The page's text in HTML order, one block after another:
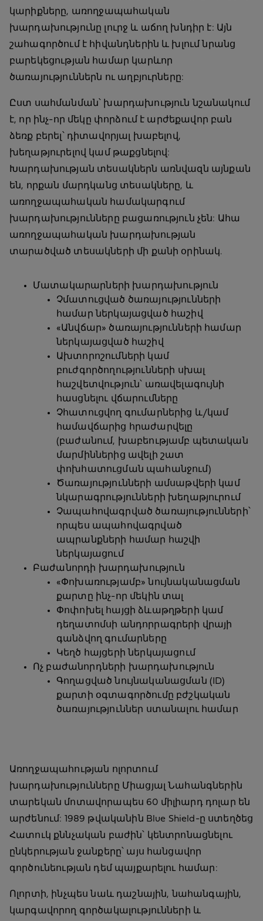
կարիքները, առողջապահական
խարդախությունը լուրջ և աճող խնդիր է: Այն
շահագործում է հիվանդներին և խլում նրանց
բարեկեցության համար կարևոր
ծառայություններն ու աղբյուրները:
Ըստ սահմանման՝ խարդախություն նշանակում
է, որ ինչ-որ մեկը փորձում է արժեքավոր բան
ձեռք բերել՝ դիտավորյալ խաբելով,
խեղաթյուրելով կամ թաքցնելով:
Խարդախության տեսակներն առնվազն այնքան
են, որքան մարդկանց տեսակները, և
առողջապահական համակարգում
խարդախությունները բացառություն չեն: Ահա
առողջապահական խարդախության
տարածված տեսակների մի քանի օրինակ.
Մատակարարների խարդախություն
Չմատուցված ծառայությունների
համար ներկայացված հաշիվ
«Անվճար» ծառայությունների համար
ներկայացված հաշիվ
Ախտորոշումների կամ
բուժգործողությունների սխալ
հաշվետվություն՝ առավելագույնի
հասցնելու վճարումները
Չհատուցվող գումարներից և/կամ
համավճարից հրաժարվելը
(բաժանում, խաբեությամբ պետական
մարմիններից ավելի շատ
փոխհատուցման պահանջում)
Ծառայությունների ամսաթվերի կամ
նկարագրությունների խեղաթյուրում
Չապահովագրված ծառայությունների՝
որպես ապահովագրված
ապրանքների համար հաշվի
ներկայացում
Բաժանորդի խարդախություն
«Փոխառությամբ» նույնականացման
քարտը ինչ-որ մեկին տալ
Փոփոխել հայցի ձևաթղթերի կամ
դեղատոմսի անդորրագրերի վրայի
գանձվող գումարները
Կեղծ հայցերի ներկայացում
Ոչ բաժանորդների խարդախություն
Գողացված նույնականացման (ID)
քարտի օգտագործումը բժշկական
ծառայություններ ստանալու համար
Առողջապահության ոլորտում
խարդախությունները Միացյալ Նահանգներին
տարեկան մոտավորապես 60 միլիարդ դոլար են
արժենում: 1989 թվականին Blue Shield-ը ստեղծեց
Հատուկ քննչական բաժին՝ կենտրոնացնելու
ընկերության ջանքերը՝ այս հանցավոր
գործունեության դեմ պայքարելու համար:
Ոլորտի, ինչպես նաև դաշնային, նահանգային,
կարգավորող գործակալությունների և